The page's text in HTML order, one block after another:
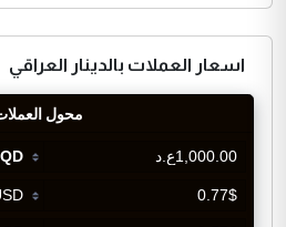
اسعار العملات بالدينار العراقي